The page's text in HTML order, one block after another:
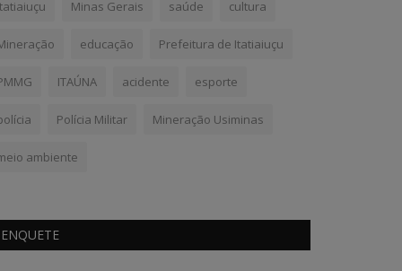
Minas Gerais saúde cultura
educação Prefeitura de Itatiaiuçu
ITAÚNA acidente esporte
Polícia Militar Mineração Usiminas
ambiente
ENQUETE